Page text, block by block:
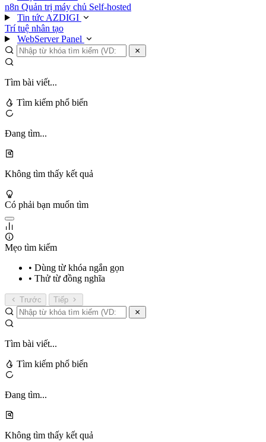
n8n Quản trị máy chủ Self-hosted
Tin tức AZDIGI
Trí tuệ nhân tạo
WebServer Panel
Tìm bài viết...
Tìm kiếm phổ biến
Đang tìm...
Không tìm thấy kết quả
Có phải bạn muốn tìm
Mẹo tìm kiếm
• Dùng từ khóa ngắn gọn
• Thử từ đồng nghĩa
Trước Tiếp
Tìm bài viết...
Tìm kiếm phổ biến
Đang tìm...
Không tìm thấy kết quả